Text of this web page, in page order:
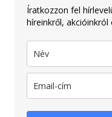
Íratkozzon fel
híreinkről, akcióinkról